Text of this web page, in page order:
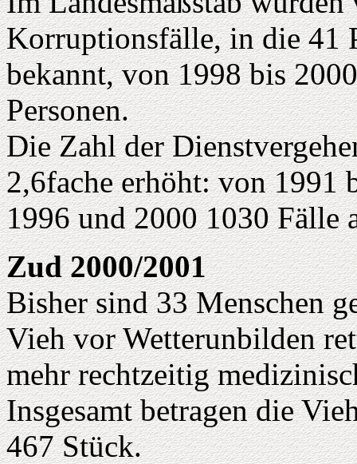
Korruptionsfälle, in die 41
bekannt, von 1998 bis
Personen.
Die Zahl der
2,6fache erhöht: von 1991
1996 und 2000 1030 Fälle
Zud 2000/2001
Bisher sind 33 Menschen
Vieh vor Wetterunbilden
mehr rechtzeitig
Insgesamt betragen die
467 Stück.